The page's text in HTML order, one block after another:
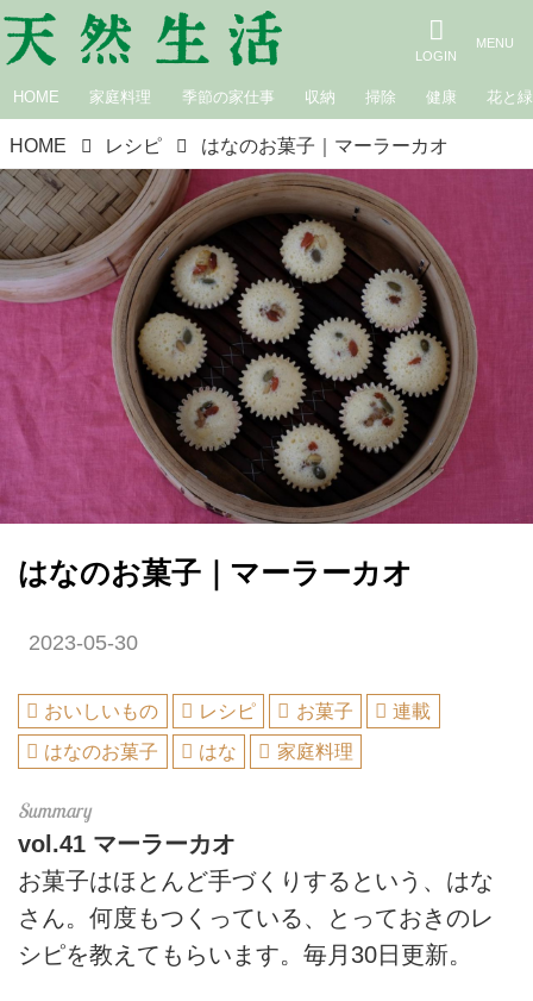
HOME 家庭料理 季節の家仕事 収納 掃除 健康 花と緑
HOME レシピ はなのお菓子｜マーラーカオ
はなのお菓子｜マーラーカオ
2023-05-30
おいしいもの レシピ お菓子
連載
はなのお菓子
はな 家庭料理
vol.41 マーラーカオ
お菓子はほとんど手づくりするという、はな
さん。何度もつくっている、とっておきのレ
シピを教えてもらいます。毎月30日更新。